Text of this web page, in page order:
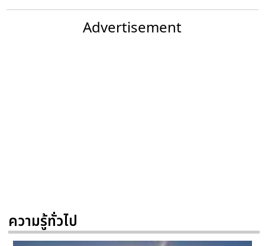
Advertisement
ความรู้ทั่วไป